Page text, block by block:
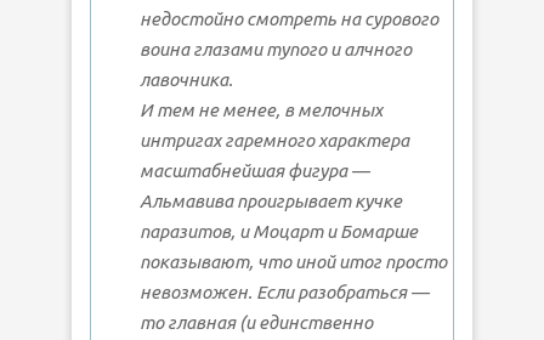
недостойно смотреть на сурового
воина глазами тупого и алчного
лавочника.
И тем не менее, в мелочных
интригах гаремного характера
масштабнейшая фигура —
Альмавива проигрывает кучке
паразитов, и Моцарт и Бомарше
показывают, что иной итог просто
невозможен. Если разобраться —
то главная (и единственно